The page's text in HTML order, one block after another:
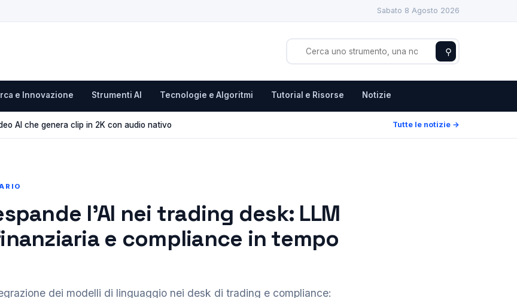
Sabato 8 Agosto 2026
⚲
e Innovazione Strumenti AI Tecnologie e Algoritmi Tutorial e Risorse Notizie
AI che genera clip in 2K con audio nativo Tutte le notizie →
l’AI nei trading desk: LLM
e compliance in tempo
dei modelli di linguaggio nei desk di trading e compliance: